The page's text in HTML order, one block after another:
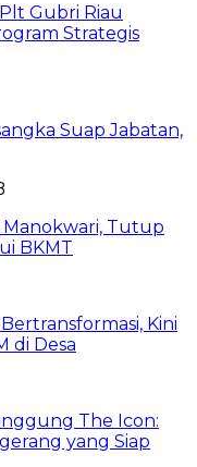
Gubri Riau
Strategis
Suap Jabatan,
Manokwari, Tutup
BKMT
Kini
di Desa
The Icon:
yang Siap